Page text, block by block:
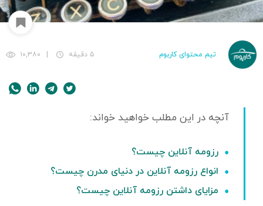
تیم محتوای کاربوم ۵ دقیقه ۱۰,۳۸۰
رزومه آنلاین چیست؟
انواع رزومه آنلاین در دنیای مدرن چیست؟
مزایای داشتن رزومه آنلاین چیست؟